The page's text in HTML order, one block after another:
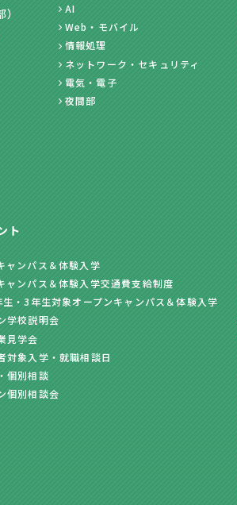
AI
Web・モバイル
情報処理
ネットワーク・セキュリティ
電気・電子
夜間部
ト
ャンパス＆体験入学
ャンパス＆体験入学交通費支給制度
・3年生対象オープンキャンパス＆体験入学
学校説明会
見学会
対象入学・就職相談日
個別相談
個別相談会